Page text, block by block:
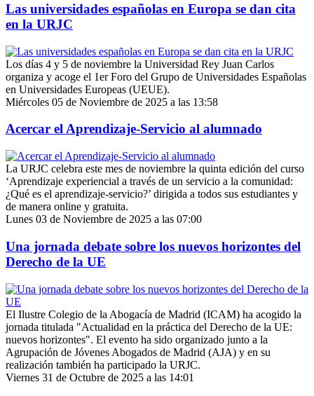
Las universidades españolas en Europa se dan cita
en la URJC
Los días 4 y 5 de noviembre la Universidad Rey Juan Carlos
organiza y acoge el 1er Foro del Grupo de Universidades Españolas
en Universidades Europeas (UEUE).
Miércoles 05 de Noviembre de 2025 a las 13:58
Acercar el Aprendizaje-Servicio al alumnado
La URJC celebra este mes de noviembre la quinta edición del curso
‘Aprendizaje experiencial a través de un servicio a la comunidad:
¿Qué es el aprendizaje-servicio?’ dirigida a todos sus estudiantes y
de manera online y gratuita.
Lunes 03 de Noviembre de 2025 a las 07:00
Una jornada debate sobre los nuevos horizontes del
Derecho de la UE
El Ilustre Colegio de la Abogacía de Madrid (ICAM) ha acogido la
jornada titulada "Actualidad en la práctica del Derecho de la UE:
nuevos horizontes". El evento ha sido organizado junto a la
Agrupación de Jóvenes Abogados de Madrid (AJA) y en su
realización también ha participado la URJC.
Viernes 31 de Octubre de 2025 a las 14:01